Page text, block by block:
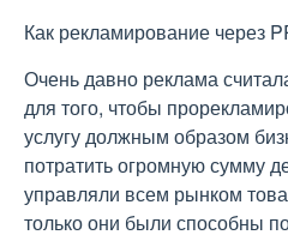
Как рекламирование через
Очень давно реклама
для того, чтобы
услугу должным образом
потратить огромную сумму
управляли всем рынком
только они были способны